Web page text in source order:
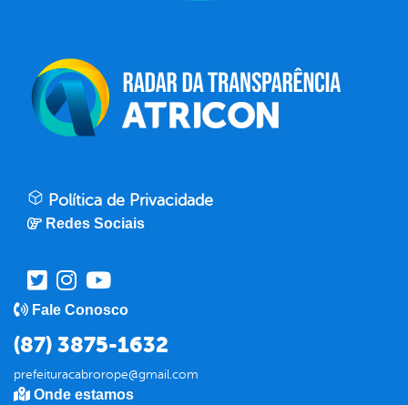
Política de Privacidade
Redes Sociais
Fale Conosco
(87) 3875-1632
prefeituracabrorope@gmail.com
Onde estamos